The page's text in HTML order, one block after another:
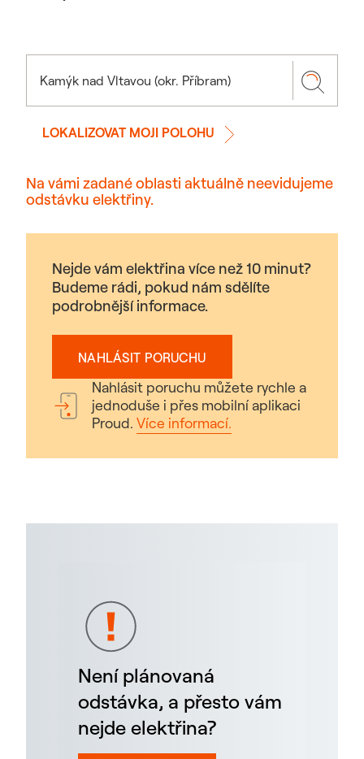
LOKALIZOVAT MOJI POLOHU
Na vámi zadané oblasti aktuálně neevidujeme
odstávku elektřiny.
Nejde vám elektřina více než 10 minut?
Budeme rádi, pokud nám sdělíte
podrobnější informace.
NAHLÁSIT PORUCHU
Nahlásit poruchu můžete rychle a
jednoduše i přes mobilní aplikaci
Proud. Více informací.
Není plánovaná
odstávka, a přesto vám
nejde elektřina?